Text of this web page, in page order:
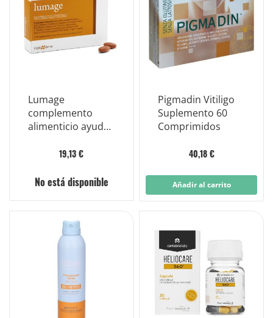
Lumage
complemento
alimenticio ayuda
radicales libres 20
19,13 €
No está disponible
Pigmadin Vitiligo
Suplemento 60
Comprimidos
40,18 €
Añadir al carrito